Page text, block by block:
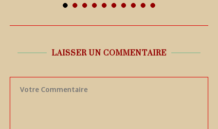
LAISSER UN COMMENTAIRE